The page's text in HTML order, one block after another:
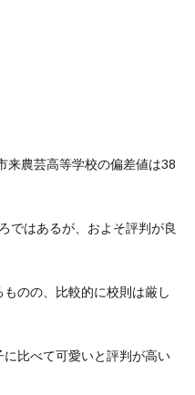
来農芸高等学校の偏差値は38
ではあるが、およそ評判が良
のの、比較的に校則は厳し
比べて可愛いと評判が高い